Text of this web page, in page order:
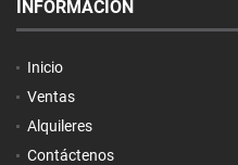
INFORMACIÓN
Inicio
Ventas
Alquileres
Contáctenos